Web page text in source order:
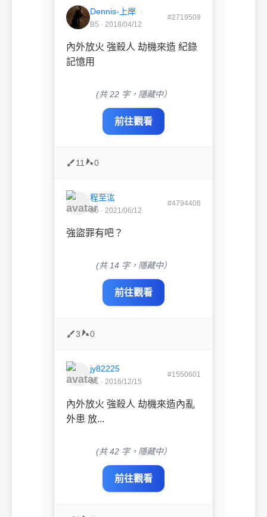
Dennis-上岸
B5 · 2018/04/12
#2719509
內外放火 強殺人 劫機來造 紀錄
記憶用
(共 22 字，隱藏中）
前往觀看
11 0
程至汯
B6 · 2021/06/12
#4794408
強盜罪有吧？
(共 14 字，隱藏中）
前往觀看
3 0
jy82225
B1 · 2016/12/15
#1550601
內外放火 強殺人 劫機來造內亂
外患 放...
(共 42 字，隱藏中）
前往觀看